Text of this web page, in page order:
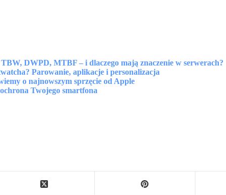
DWPD, MTBF – i dlaczego mają znaczenie w serwerach?
Parowanie, aplikacje i personalizacja
o najnowszym sprzęcie od Apple
Twojego smartfona